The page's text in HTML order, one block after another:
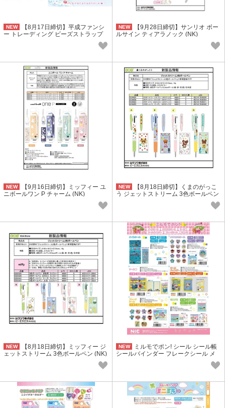
NEW
【8月17日締切】平成ファンシ
ー トレーディング ビーズストラップ
NEW
【9月28日締切】サンリオ ボー
ルサイン ティアラノック (NK)
NEW
【9月16日締切】ミッフィー ユ
ニボールワン P チャーム (NK)
NEW
【8月18日締切】くまのがっこ
う ジェットストリーム 3色ボールペン
NEW
【8月18日締切】ミッフィー ジ
ェットストリーム 3色ボールペン (NK)
NEW
ミルモでポン! シール シール帳
シールバインダー フレークシール メ